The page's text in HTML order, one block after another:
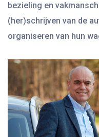
bezieling en
(her)schrijven van de
organiseren van hun